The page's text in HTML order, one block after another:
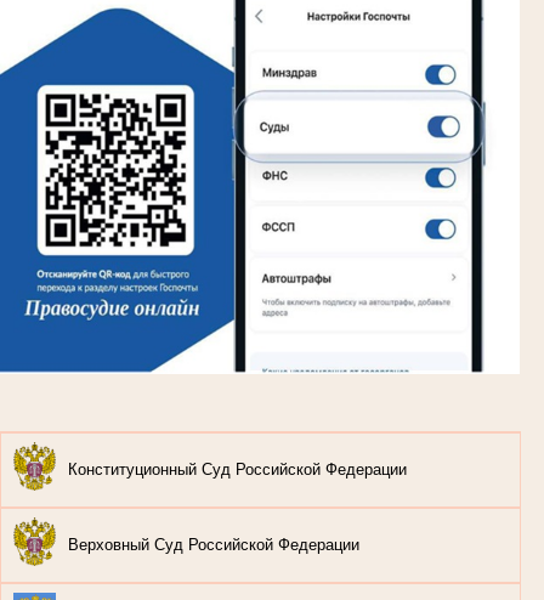
Конституционный Суд Российской Федерации
Верховный Суд Российской Федерации